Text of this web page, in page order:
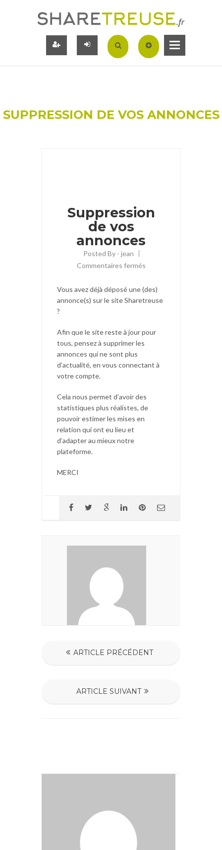
SUPPRESSION DE VOS ANNONCES
Suppression
de vos
annonces
Posted By - jean
Commentaires fermés
Vous avez déjà déposé une (des)
annonce(s) sur le site Sharetreuse
?
Afin que le site reste à jour pour
tous, pensez à supprimer les
annonces qui ne sont plus
d’actualité, en vous connectant à
votre compte.
Cela nous permet d’avoir des
statistiques plus réalistes, de
pouvoir estimer les mises en
relation qui ont eu lieu et
d’adapter au mieux notre
plateforme.
MERCI
ARTICLE PRÉCÉDENT
ARTICLE SUIVANT